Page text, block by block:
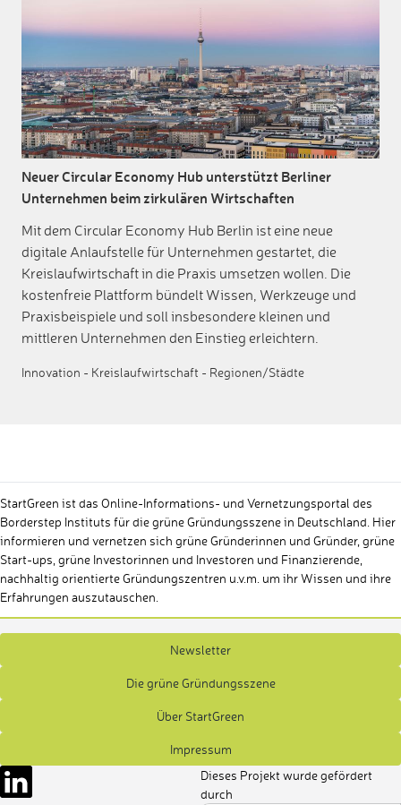
Neuer Circular Economy Hub unterstützt Berliner
Unternehmen beim zirkulären Wirtschaften
Mit dem Circular Economy Hub Berlin ist eine neue
digitale Anlaufstelle für Unternehmen gestartet, die
Kreislaufwirtschaft in die Praxis umsetzen wollen. Die
kostenfreie Plattform bündelt Wissen, Werkzeuge und
Praxisbeispiele und soll insbesondere kleinen und
mittleren Unternehmen den Einstieg erleichtern.
Innovation - Kreislaufwirtschaft - Regionen/Städte
StartGreen ist das Online-Informations- und Vernetzungsportal des
Borderstep Instituts für die grüne Gründungsszene in Deutschland. Hier
informieren und vernetzen sich grüne Gründerinnen und Gründer, grüne
Start-ups, grüne Investorinnen und Investoren und Finanzierende,
nachhaltig orientierte Gründungszentren u.v.m. um ihr Wissen und ihre
Erfahrungen auszutauschen.
Newsletter
Die grüne Gründungsszene
Über StartGreen
Impressum
Dieses Projekt wurde gefördert
durch